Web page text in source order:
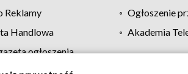
Reklamy
Ogłoszenie
Handlowa
Akademia
ogłoszenia